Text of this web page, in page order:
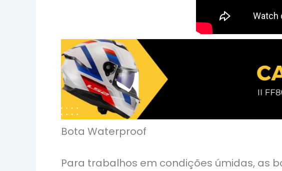
Bota Waterproof
Para trabalhos em condições úmidas, as